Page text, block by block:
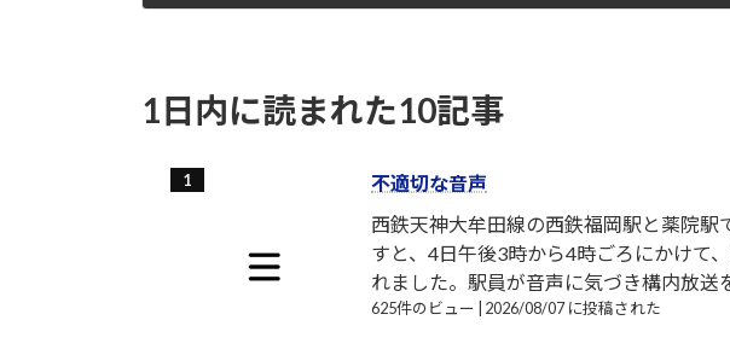
1日内に読まれた10記事
不適切な音声
西鉄天神大牟田線の西鉄福岡駅と薬院
すと、4日午後3時から4時ごろにかけて
れました。駅員が音声に気づき構内放送
625件のビュー 2026/08/07 に投稿された